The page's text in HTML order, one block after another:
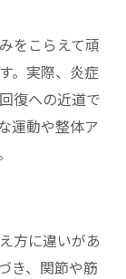
をこらえて頑
。実際、炎症
復への近道で
運動や整体ア
方に違いがあ
き、関節や筋